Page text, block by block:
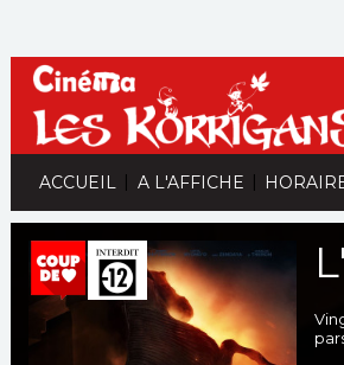
ACCUEIL | A L'AFFICHE |